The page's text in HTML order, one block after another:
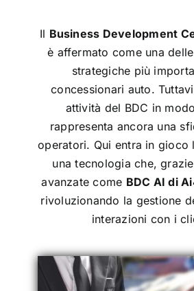
Il Business Development
è affermato come una
strategiche più
concessionari auto.
attività del BDC in
rappresenta ancora una
operatori. Qui entra in gioco
una tecnologia che,
avanzate come BDC AI di
rivoluzionando la gestione
interazioni con i